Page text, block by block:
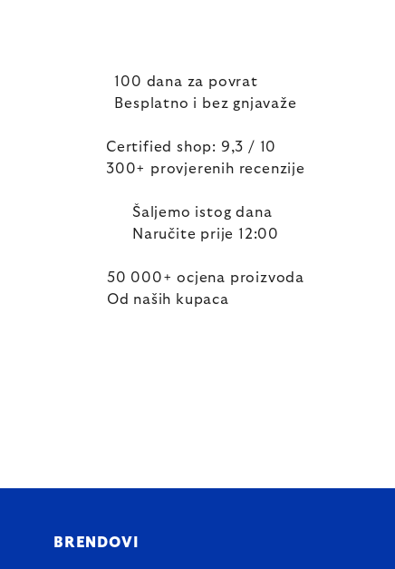
100 dana za povrat
Besplatno i bez gnjavaže
Certified shop: 9,3 / 10
300+ provjerenih recenzije
Šaljemo istog dana
Naručite prije 12:00
50 000+ ocjena proizvoda
Od naših kupaca
BRENDOVI